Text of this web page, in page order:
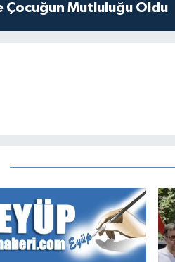
Çocuğun Mutluluğu Oldu